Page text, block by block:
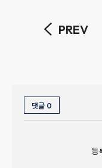
PREV
댓글 0
등